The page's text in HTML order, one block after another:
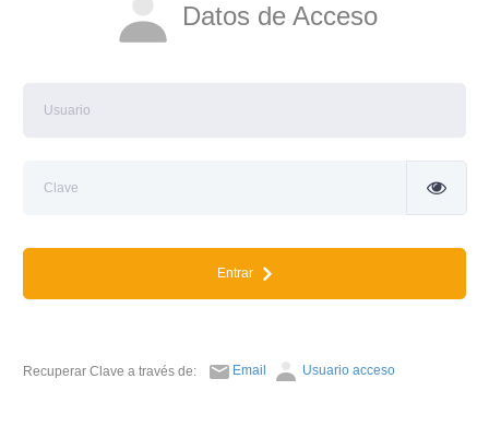
Datos de Acceso
Entrar
Recuperar Clave a través de: Email Usuario acceso